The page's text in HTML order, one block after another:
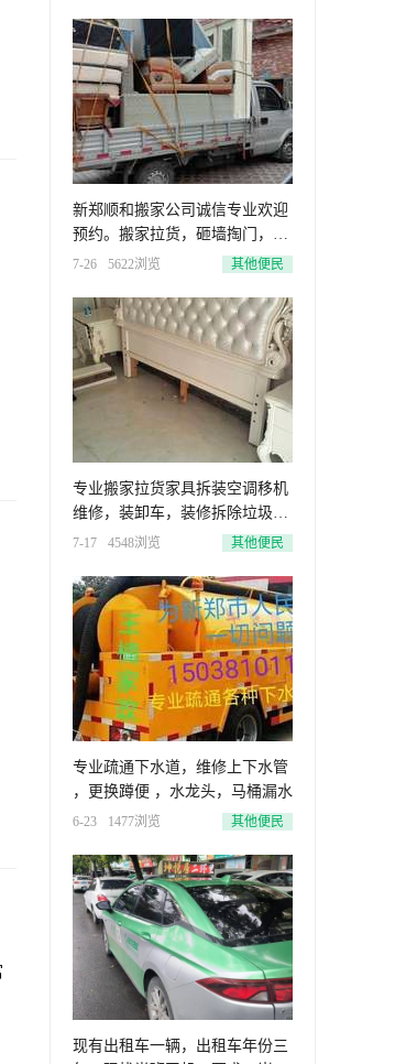
新郑顺和搬家公司诚信专业欢迎
预约。搬家拉货，砸墙掏门，清
理垃
7-26 5622浏览 其他便民
专业搬家拉货家具拆装空调移机
维修，装卸车，装修拆除垃圾清
理砸
7-17 4548浏览 其他便民
专业疏通下水道，维修上下水管
，更换蹲便 ，水龙头，马桶漏水
6-23 1477浏览 其他便民
现有出租车一辆，出租车年份三